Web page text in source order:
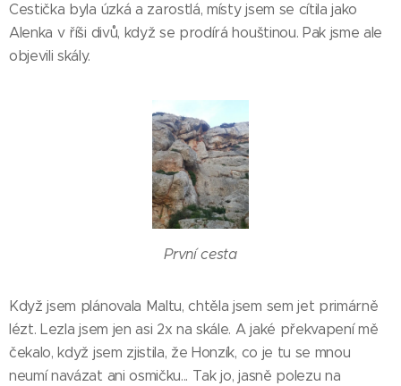
Cestička byla úzká a zarostlá, místy jsem se cítila jako
Alenka v říši divů, když se prodírá houštinou. Pak jsme ale
objevili skály.
První cesta
Když jsem plánovala Maltu, chtěla jsem sem jet primárně
lézt. Lezla jsem jen asi 2x na skále. A jaké překvapení mě
čekalo, když jsem zjistila, že Honzík, co je tu se mnou
neumí navázat ani osmičku... Tak jo, jasně polezu na